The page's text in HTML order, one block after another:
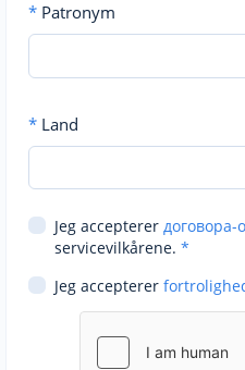
* Patronym
* Land
Jeg accepterer договора-
servicevilkårene. *
Jeg accepterer